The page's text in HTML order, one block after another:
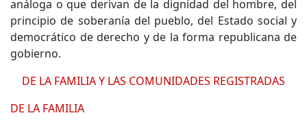
análoga o que derivan de la dignidad del hombre, del
principio de soberanía del pueblo, del Estado social y
democrático de derecho y de la forma republicana de
gobierno.
DE LA FAMILIA Y LAS COMUNIDADES REGISTRADAS
DE LA FAMILIA